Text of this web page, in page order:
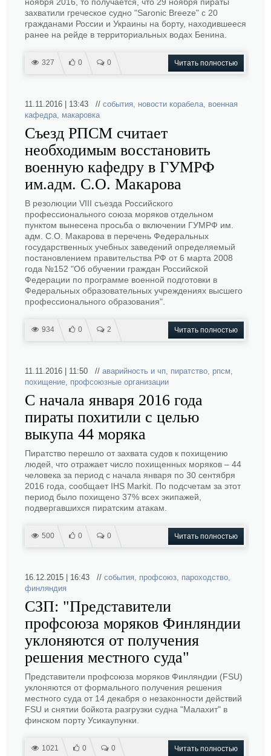
захватили греческое судно "Saronic Breeze" с 20
гражданами России и Украины на борту, находившееся
ранее на рейде в территориальных водах Бенина.
327 0 0 Читать полностью
11.11.2016 | 13:43 // события, новости корабела, военная
кафедра, макаровка
Съезд РПСМ считает
необходимым восстановить
военную кафедру в ГУМРФ
им.адм. С.О. Макарова
В резолюции VIII съезда Российского
профессионального союза моряков отдельном
пунктом вынесена просьба о включении ГУМРФ им.
адм. С.О. Макарова в перечень Федеральных
государственных учебных заведений определяемый
постановлением правительства РФ от 6 марта 2008
года №152 "Об обучении граждан Российской
Федерации по программе военной подготовки в
Федеральных образовательных учреждениях высшего
профессионального образования".
934 0 2 Читать полностью
11.11.2016 | 11:50 // аварийность и чп, пиратство, рпсм,
похищение, профсоюзные организации
С начала января 2016 года
пираты похитили с целью
выкупа 44 моряка
Пиратство перешло от захвата судов к похищению
людей, что отражает число похищенных моряков – 44
человека за период с начала января по 30 сентября
2016 года, сообщает IHS Markit. По подсчетам за этот
период было похищено 37% всех экипажей,
подвергавшихся пиратским атакам.
500 0 0 Читать полностью
16.12.2015 | 16:43 // события, профсоюз, пароходство,
финляндия
СЗП: "Представители
профсоюза моряков Финляндии
уклоняются от получения
решения местного суда"
Представители профсоюза моряков Финляндии (FSU)
уклоняются от формального получения решения
местного суда от 14 декабря о незаконности действий
FSU и снятии бойкота разгрузки судна "Малахит" в
финском порту Усикаупунки.
1021 0 0 Читать полностью